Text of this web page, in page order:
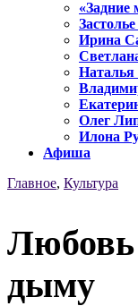
Ирина
Олег
Илона
Афиша
Главное, Культура
дыму